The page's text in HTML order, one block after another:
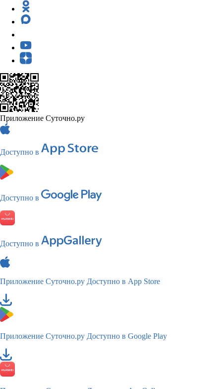
Приложение Суточно.ру
Доступно в
Доступно в
Доступно в
Приложение Суточно.ру Доступно в App Store
Приложение Суточно.ру Доступно в Google Play